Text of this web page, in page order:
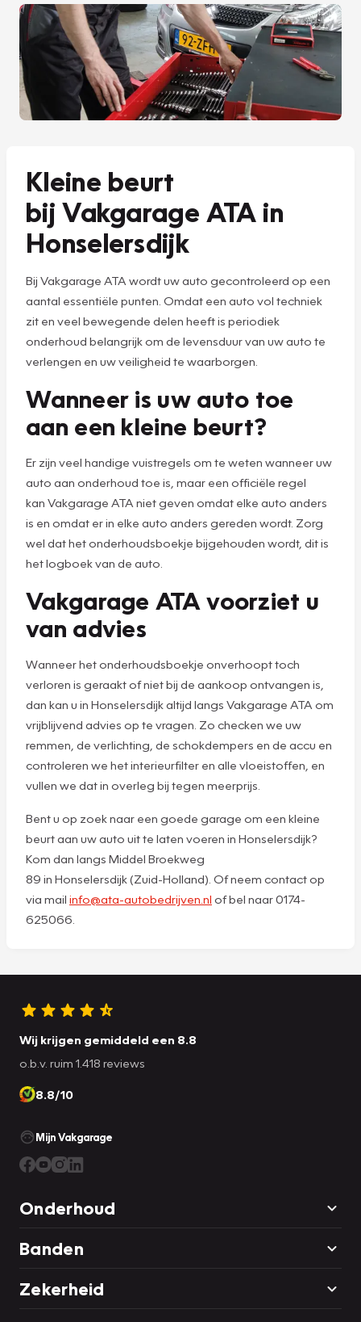
Kleine beurt
bij Vakgarage ATA in
Honselersdijk
Bij Vakgarage ATA wordt uw auto gecontroleerd op een
aantal essentiële punten. Omdat een auto vol techniek
zit en veel bewegende delen heeft is periodiek
onderhoud belangrijk om de levensduur van uw auto te
verlengen en uw veiligheid te waarborgen.
Wanneer is uw auto toe
aan een kleine beurt?
Er zijn veel handige vuistregels om te weten wanneer uw
auto aan onderhoud toe is, maar een officiële regel
kan Vakgarage ATA niet geven omdat elke auto anders
is en omdat er in elke auto anders gereden wordt. Zorg
wel dat het onderhoudsboekje bijgehouden wordt, dit is
het logboek van de auto.
Vakgarage ATA voorziet u
van advies
Wanneer het onderhoudsboekje onverhoopt toch
verloren is geraakt of niet bij de aankoop ontvangen is,
dan kan u in Honselersdijk altijd langs Vakgarage ATA om
vrijblijvend advies op te vragen. Zo checken we uw
remmen, de verlichting, de schokdempers en de accu en
controleren we het interieurfilter en alle vloeistoffen, en
vullen we dat in overleg bij tegen meerprijs.
Bent u op zoek naar een goede garage om een kleine
beurt aan uw auto uit te laten voeren in Honselersdijk?
Kom dan langs Middel Broekweg
89 in Honselersdijk (Zuid-Holland). Of neem contact op
via mail info@ata-autobedrijven.nl of bel naar 0174-
625066.
Wij krijgen gemiddeld een 8.8
o.b.v. ruim 1.418 reviews
8.8/10
Mijn Vakgarage
Onderhoud
Banden
Zekerheid